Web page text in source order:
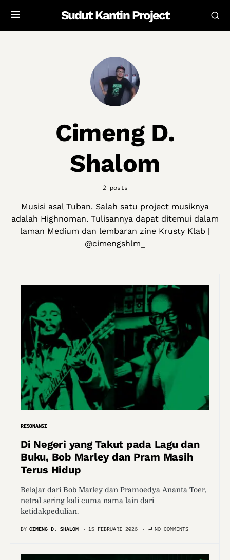
Sudut Kantin Project
Cimeng D.
Shalom
2 posts
Musisi asal Tuban. Salah satu project musiknya
adalah Highnoman. Tulisannya dapat ditemui dalam
laman Medium dan lembaran zine Krusty Klab |
@cimengshlm_
RESONANSI
Di Negeri yang Takut pada Lagu dan
Buku, Bob Marley dan Pram Masih
Terus Hidup
Belajar dari Bob Marley dan Pramoedya Ananta Toer,
netral sering kali cuma nama lain dari
ketidakpedulian.
BY CIMENG D. SHALOM 15 FEBRUARI 2026 NO COMMENTS